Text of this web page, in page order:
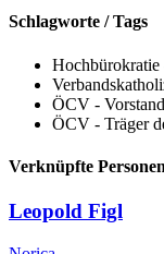
Schlagworte / Tags
Hochbürokratie
ÖCV -
ÖCV - Träger
Verknüpfte Personen
Leopold Figl